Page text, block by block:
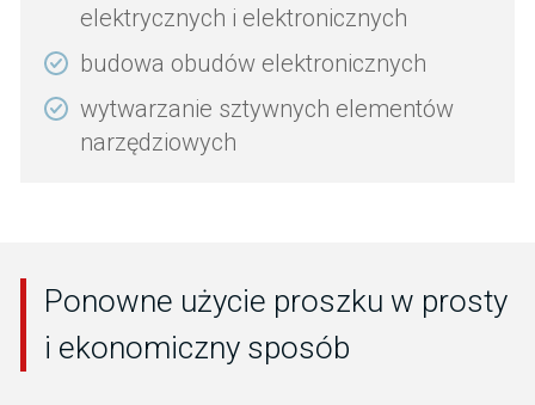
elektrycznych i elektronicznych
budowa obudów elektronicznych
wytwarzanie sztywnych elementów
narzędziowych
Ponowne użycie proszku w prosty
i ekonomiczny sposób